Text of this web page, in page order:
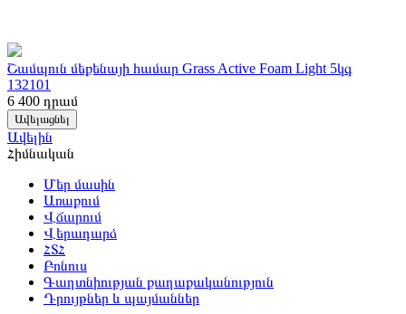
Շամպուն մեքենայի համար Grass Active Foam Light 5կգ
132101
6 400 դրամ
Ավելացնել
Ավելին
Հիմնական
Մեր մասին
Առաքում
Վճարում
Վերադարձ
ՀՏՀ
Բոնուս
Գաղտնիության քաղաքականություն
Դրույթներ և պայմաններ